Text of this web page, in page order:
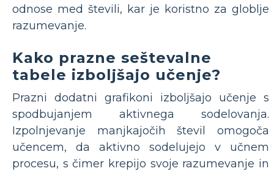
odnose med števili, kar je koristno za globlje
razumevanje.
Kako prazne seštevalne
tabele izboljšajo učenje?
Prazni dodatni grafikoni izboljšajo učenje s
spodbujanjem aktivnega sodelovanja.
Izpolnjevanje manjkajočih števil omogoča
učencem, da aktivno sodelujejo v učnem
procesu, s čimer krepijo svoje razumevanje in